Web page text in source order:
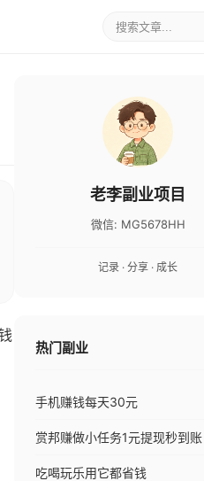
老李副业项目
微信: MG5678HH
记录 · 分享 · 成长
热门副业
手机赚钱每天30元
赏邦赚做小任务1元提现秒到账
吃喝玩乐用它都省钱